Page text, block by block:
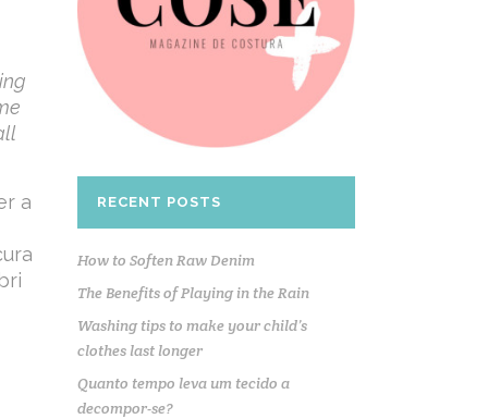
a RECENT POSTS
How to Soften Raw Denim
The Benefits of Playing in the Rain
Washing tips to make your child’s
clothes last longer
Quanto tempo leva um tecido a
decompor-se?